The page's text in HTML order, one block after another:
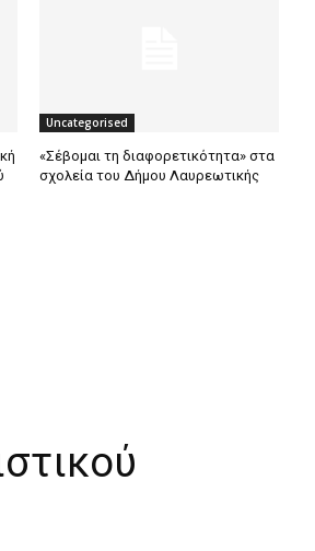
Uncategorised
«Σέβομαι τη διαφορετικότητα» στα
σχολεία του Δήμου Λαυρεωτικής